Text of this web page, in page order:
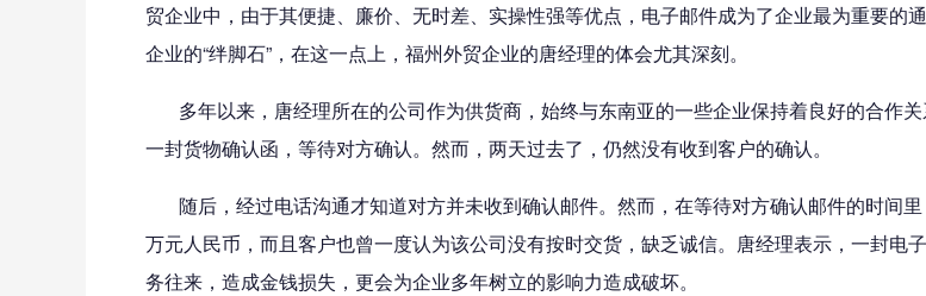
贸企业中，由于其便捷、廉价、无时差、实操性强等优点，电子邮件成为了企业最为重要的
企业的“绊脚石”，在这一点上，福州外贸企业的唐经理的体会尤其深刻。
多年以来，唐经理所在的公司作为供货商，始终与东南亚的一些企业保持着良好的合作
一封货物确认函，等待对方确认。然而，两天过去了，仍然没有收到客户的确认。
随后，经过电话沟通才知道对方并未收到确认邮件。然而，在等待对方确认邮件的时间
万元人民币，而且客户也曾一度认为该公司没有按时交货，缺乏诚信。唐经理表示，一封电
务往来，造成金钱损失，更会为企业多年树立的影响力造成破坏。